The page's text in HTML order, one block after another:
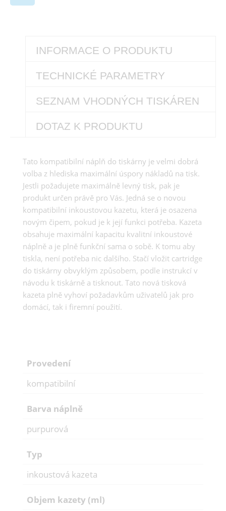
INFORMACE O PRODUKTU
TECHNICKÉ PARAMETRY
SEZNAM VHODNÝCH TISKÁREN
DOTAZ K PRODUKTU
Tato kompatibilní náplň do tiskárny je velmi dobrá
volba z hlediska maximální úspory nákladů na tisk.
Jestli požadujete maximálně levný tisk, pak je
produkt určen právě pro Vás. Jedná se o novou
kompatibilní inkoustovou kazetu, která je osazena
novým čipem, pokud je k její funkci potřeba. Kazeta
obsahuje maximální kapacitu kvalitní inkoustové
náplně a je plně funkční sama o sobě. K tomu aby
tiskla, není potřeba nic dalšího. Stačí vložit cartridge
do tiskárny obvyklým způsobem, podle instrukcí v
návodu k tiskárně a tisknout. Tato nová tisková
kazeta plně vyhoví požadavkům uživatelů jak pro
domácí, tak i firemní použití.
Provedení
kompatibilní
Barva náplně
purpurová
Typ
inkoustová kazeta
Objem kazety (ml)